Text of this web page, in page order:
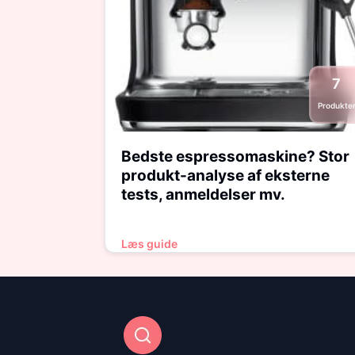
7
Produkter
Bedste espressomaskine? Stor
produkt-analyse af eksterne
tests, anmeldelser mv.
Læs guide